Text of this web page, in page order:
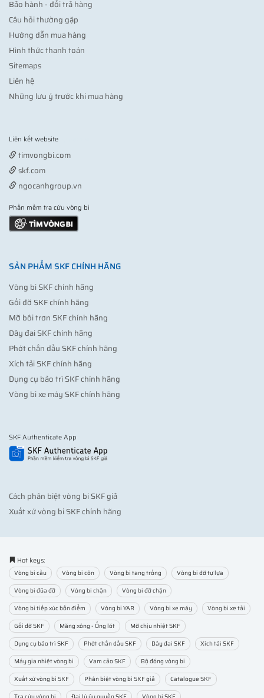
Bảo hành - đổi trả hàng
Câu hỏi thường gặp
Hướng dẫn mua hàng
Hình thức thanh toán
Sitemaps
Liên hệ
Những lưu ý trước khi mua hàng
Liên kết website
timvongbi.com
skf.com
ngocanhgroup.vn
Phần mềm tra cứu vòng bi
SẢN PHẨM SKF CHÍNH HÃNG
Vòng bi SKF chính hãng
Gối đỡ SKF chính hãng
Mỡ bôi trơn SKF chính hãng
Dây đai SKF chính hãng
Phớt chắn dầu SKF chính hãng
Xích tải SKF chính hãng
Dụng cụ bảo trì SKF chính hãng
Vòng bi xe máy SKF chính hãng
SKF Authenticate App
Cách phân biệt vòng bi SKF giả
Xuất xứ vòng bi SKF chính hãng
Hot keys:
Vòng bi cầu Vòng bi côn Vòng bi tang trống
Vòng bi đỡ tự lựa
Vòng bi đũa đỡ
Vòng bi chặn
Vòng bi đỡ chặn
Vòng bi tiếp xúc bốn điểm
Vòng bi YAR Vòng bi xe máy
Vòng bi xe tải
Gối đỡ SKF
Măng xông - Ống lót
Mỡ chịu nhiệt SKF
Dụng cụ bảo trì SKF
Phớt chắn dầu SKF Dây đai SKF
Xích tải SKF
Máy gia nhiệt vòng bi
Vam cảo SKF
Bộ đóng vòng bi
Xuất xứ vòng bi SKF
Phân biệt vòng bi SKF giả
Catalogue SKF